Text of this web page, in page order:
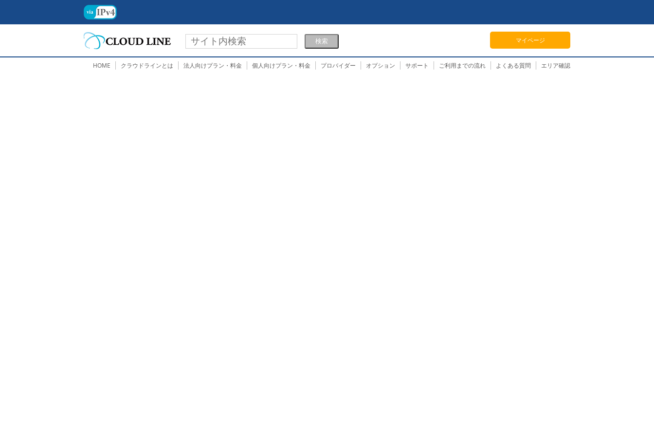
マイページ
HOME クラウドラインとは 法人向けプラン・料金 個人向けプラン・料金 プロバイダー オプション サポート ご利用までの流れ よくある質問 エリア確認